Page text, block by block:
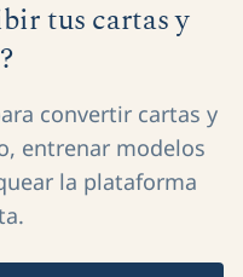
tus cartas y
convertir cartas y
entrenar modelos
la plataforma